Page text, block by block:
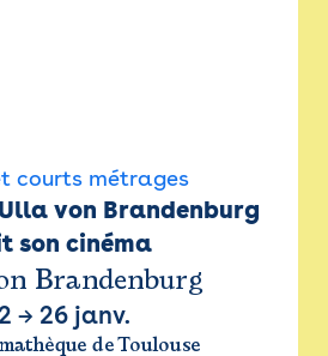
courts métrages
von Brandenburg
son cinéma
Brandenburg
→ 26 janv.
de Toulouse